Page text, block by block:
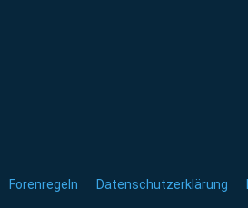
Forenregeln Datenschutzerklärung